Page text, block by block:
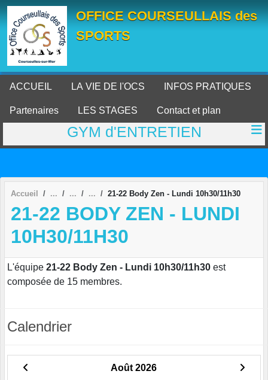
OFFICE COURSEULLAIS des
SPORTS
ACCUEIL LA VIE DE l'OCS INFOS PRATIQUES
Partenaires LES STAGES Contact et plan
GYM d'ENTRETIEN
Accueil 21-22 Body Zen - Lundi 10h30/11h30
21-22 BODY ZEN - LUNDI
10H30/11H30
L'équipe 21-22 Body Zen - Lundi 10h30/11h30 est
composée de 15 membres.
Calendrier
Août 2026
Panneau de gestion des cookies